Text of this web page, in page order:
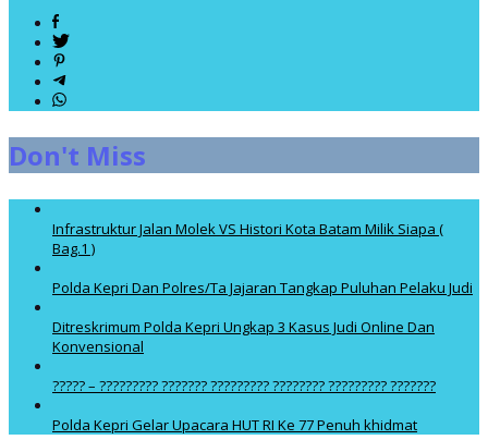
Don't Miss
Infrastruktur Jalan Molek VS Histori Kota Batam Milik Siapa (
Bag.1 )
Polda Kepri Dan Polres/Ta Jajaran Tangkap Puluhan Pelaku Judi
Ditreskrimum Polda Kepri Ungkap 3 Kasus Judi Online Dan
Konvensional
????? – ????????? ??????? ????????? ???????? ????????? ???????
Polda Kepri Gelar Upacara HUT RI Ke 77 Penuh khidmat